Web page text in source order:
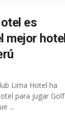
es
mejor hotel
Lima Hotel ha
para jugar Golf
...